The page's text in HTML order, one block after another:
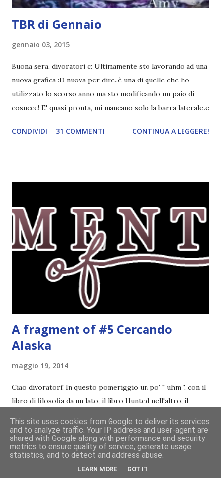
TBR di Gennaio
gennaio 03, 2015
Buona sera, divoratori c: Ultimamente sto lavorando ad una
nuova grafica :D nuova per dire..è una di quelle che ho
utilizzato lo scorso anno ma sto modificando un paio di
cosucce! E' quasi pronta, mi mancano solo la barra laterale e
impazzire e.e Un po' mi dispiacerà abbandonare quest
colori del blu, Amy Harmon ★ ★ ★ ★ Sapete il mio
rapporto con gli ya. Questo stranamente mi è piaciuto
molto. Mi è piaciuta la protagonista, la sua crescita, il suo
rapporto con il professor Wilson che cresce piano piano.
Alla fine mi stavo pure commuovendo! Unravel me ,
Tahereh Mafi ★ ★ ★ ★ ★ Ho già scritto una recensi...
CONDIVIDI 31 COMMENTI CONTINUA A LEGGERE!
A fragment of #5 Cercando
Alaska
maggio 19, 2014
Ciao divoratori! In questo pomeriggio un po' " uhm ", con il
libro di filosofia da un lato, il libro Hunted nell'altro, il
sto studiando vero? XD), vi lascio un estratto di Cercando
Alaska di John Green ! Da oggi mi impegnerò a essere più
costante nelle rubriche. Odiavo lo sport. Odiavo lo sport,
odiavo quelli che facevano sport, odiavo quelli a cui piaceva
CONDIVIDI 32 COMMENTI CONTINUA A LEGGERE!
This site uses cookies from Google to deliver its services
and to analyze traffic. Your IP address and user-agent are
shared with Google along with performance and security
metrics to ensure quality of service, generate usage
statistics, and to detect and address abuse.
LEARN MORE GOT IT